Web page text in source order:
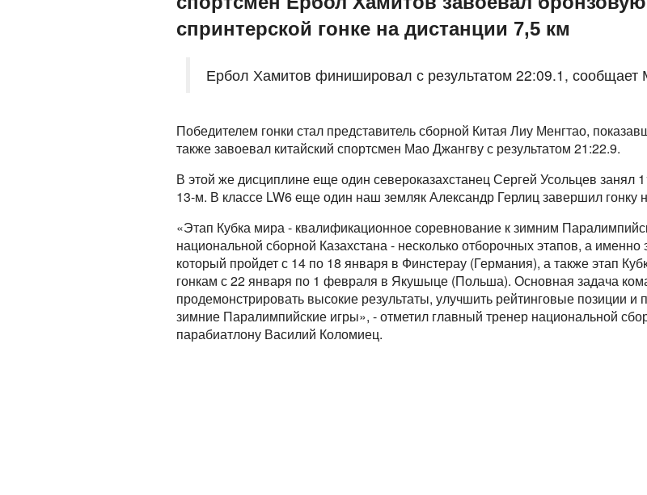
спринтерской гонке на дистанции 7,5 км
Ербол Хамитов финишировал с результатом 22:09.1, сообщает
Победителем гонки стал представитель сборной Китая Лиу Менгтао,
также завоевал китайский спортсмен Мао Джангву с результатом 21:22.9.
В этой же дисциплине еще один североказахстанец Сергей Усольцев
13-м. В классе LW6 еще один наш земляк Александр Герлиц завершил гонку
«Этап Кубка мира - квалификационное соревнование к зимним
национальной сборной Казахстана - несколько отборочных этапов, а
который пройдет с 14 по 18 января в Финстерау (Германия), а также этап
гонкам с 22 января по 1 февраля в Якушыце (Польша). Основная задача
продемонстрировать высокие результаты, улучшить рейтинговые позиции и
зимние Паралимпийские игры», - отметил главный тренер национальной
парабиатлону Василий Коломиец.